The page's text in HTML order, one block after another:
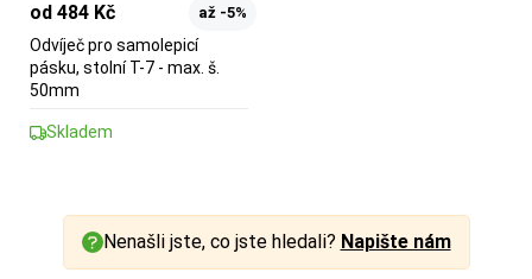
od 484 Kč až -5%
Odvíječ pro samolepicí
pásku, stolní T-7 - max. š.
50mm
Skladem
Nenašli jste, co jste hledali? Napište nám